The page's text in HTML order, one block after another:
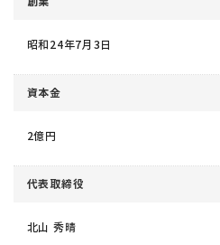
昭和24年7月3日
資本金
2億円
代表取締役
北山 秀晴